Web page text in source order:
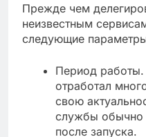
Прежде чем
неизвестным
следующие
Период работы.
отработал
свою
службы обычно
после запуска.